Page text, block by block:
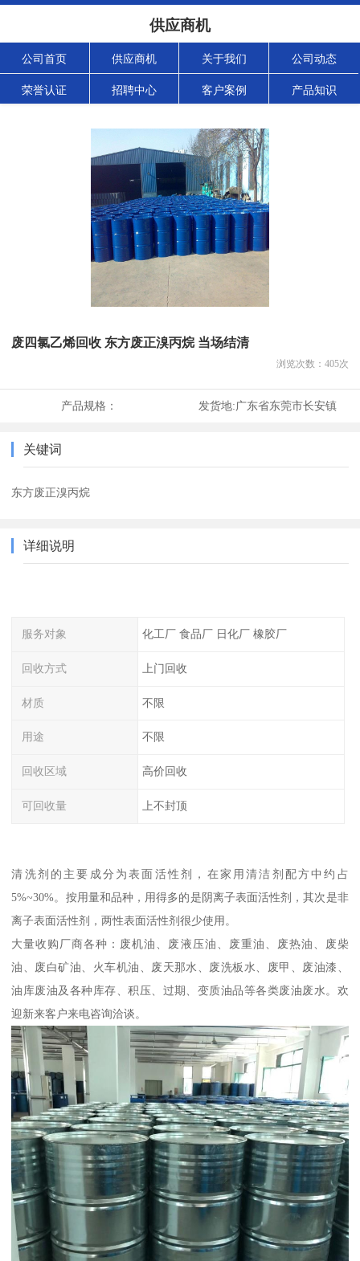
供应商机
公司首页 供应商机 关于我们 公司动态
荣誉认证 招聘中心 客户案例 产品知识
废四氯乙烯回收 东方废正溴丙烷 当场结清
浏览次数： 405次
产品规格： 发货地:广东省东莞市长安镇
关键词
东方废正溴丙烷
详细说明
服务对象 化工厂 食品厂 日化厂 橡胶厂
回收方式 上门回收
材质 不限
用途 不限
回收区域 高价回收
可回收量 上不封顶
清洗剂的主要成分为表面活性剂，在家用清洁剂配方中约占
5%~30%。按用量和品种，用得多的是阴离子表面活性剂，其次是非
离子表面活性剂，两性表面活性剂很少使用。
大量收购厂商各种：废机油、废液压油、废重油、废热油、废柴
油、废白矿油、火车机油、废天那水、废洗板水、废甲、废油漆、
油库废油及各种库存、积压、过期、变质油品等各类废油废水。欢
迎新来客户来电咨询洽谈。